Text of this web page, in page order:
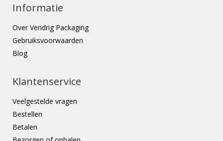
Informatie
Over Vendrig Packaging
Gebruiksvoorwaarden
Blog
Klantenservice
Veelgestelde vragen
Bestellen
Betalen